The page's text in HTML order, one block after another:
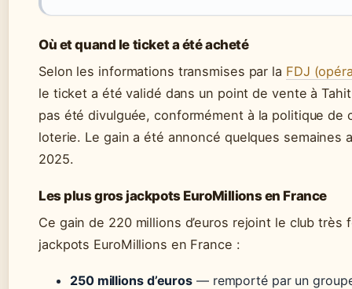
Où et quand le ticket a été acheté
Selon les informations transmises par la FDJ
le ticket a été validé dans un point de vente à
pas été divulguée, conformément à la politique de
loterie. Le gain a été annoncé quelques semaines
2025.
Les plus gros jackpots EuroMillions en France
Ce gain de 220 millions d’euros rejoint le club très
jackpots EuroMillions en France :
250 millions d’euros — remporté par un